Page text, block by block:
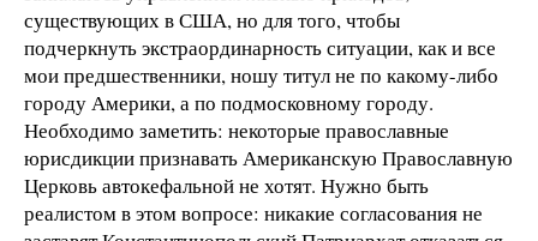
существующих в США, но для того, чтобы
подчеркнуть экстраординарность ситуации, как и все
мои предшественники, ношу титул не по какому-либо
городу Америки, а по подмосковному городу.
Необходимо заметить: некоторые православные
юрисдикции признавать Американскую Православную
Церковь автокефальной не хотят. Нужно быть
реалистом в этом вопросе: никакие согласования не